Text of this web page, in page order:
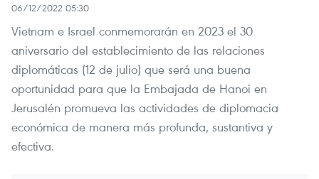
06/12/2022 05:30
Vietnam e Israel conmemorarán en 2023 el 30
aniversario del establecimiento de las relaciones
diplomáticas (12 de julio) que será una buena
oportunidad para que la Embajada de Hanoi en
Jerusalén promueva las actividades de diplomacia
económica de manera más profunda, sustantiva y
efectiva.